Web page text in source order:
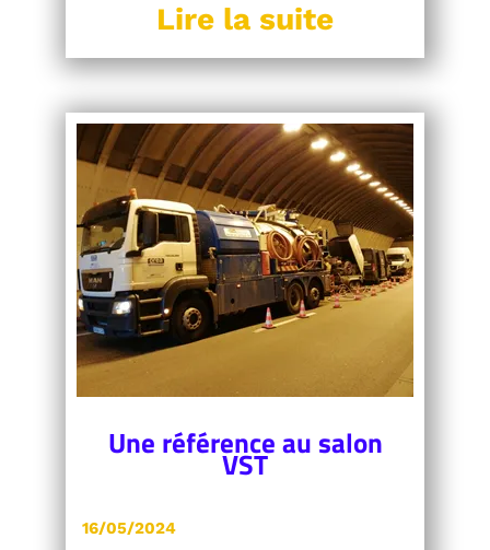
Lire la suite
Une référence au salon
VST
16/05/2024